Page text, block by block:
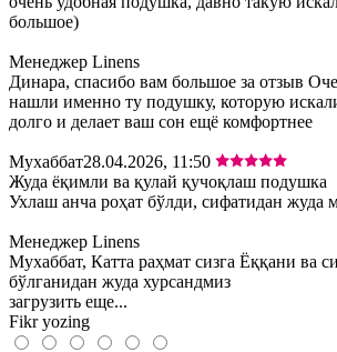
большое)
Менеджер Linens
Динара, спасибо вам большое за отзыв
нашли именно ту подушку, которую
долго и делает ваш сон ещё комфортнее
Мухаббат28.04.2026, 11:50
Жуда ёқимли ва қулай қучоқлаш подушка
Ухлаш анча роҳат бўлди, сифатидан жуда
Менеджер Linens
Мухаббат, Катта раҳмат сизга Ёққани ва
бўлганидан жуда хурсандмиз
загрузить еще...
Fikr yozing